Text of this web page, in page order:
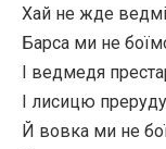
Хай не жде
Барса ми не
І ведмедя
І лисицю
Й вовка ми не